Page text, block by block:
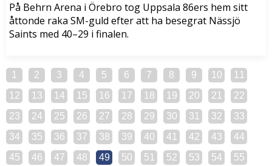
På Behrn Arena i Örebro tog Uppsala 86ers hem sitt
åttonde raka SM-guld efter att ha besegrat Nässjö
Saints med 40–29 i finalen.
1 2 3 4 5 6 7 8 9 10
11
12
13 14 15 16 17 18 19 20 21
22
23
24 25 26 27 28 29 30 31 32
33
34
35 36 37 38 39 40 41 42 43
44
45
46 47 48 49 50 51 52 53 54
55